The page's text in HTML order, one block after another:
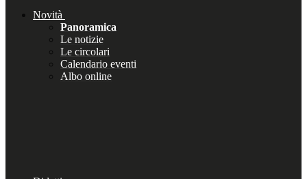
Novità
Panoramica
Le notizie
Le circolari
Calendario eventi
Albo online